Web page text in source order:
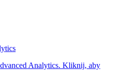
Analytics. Kliknij, aby